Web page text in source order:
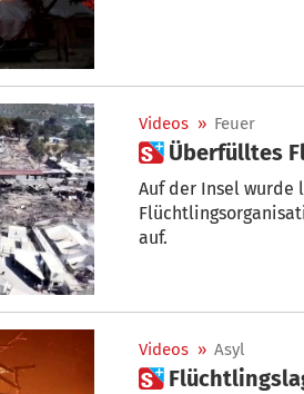
Videos » Feuer
 Überfülltes
Auf der Insel wurde
auf.
Videos » Asyl
